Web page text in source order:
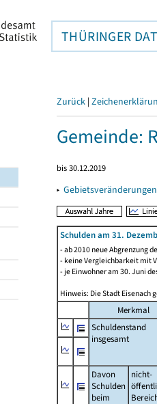
THÜRINGER
Zurück |
Gemeinde:
bis 30.12.2019
▸
Schulden am 31.
- ab 2010 neue Abgrenzung
- keine Vergleichbarkeit mit
- je Einwohner am 30. Juni
Hinweis: Die Stadt Eisenach
Merkmal
Schuldenstand
insgesamt
Davon
Schulden
beim
nicht-